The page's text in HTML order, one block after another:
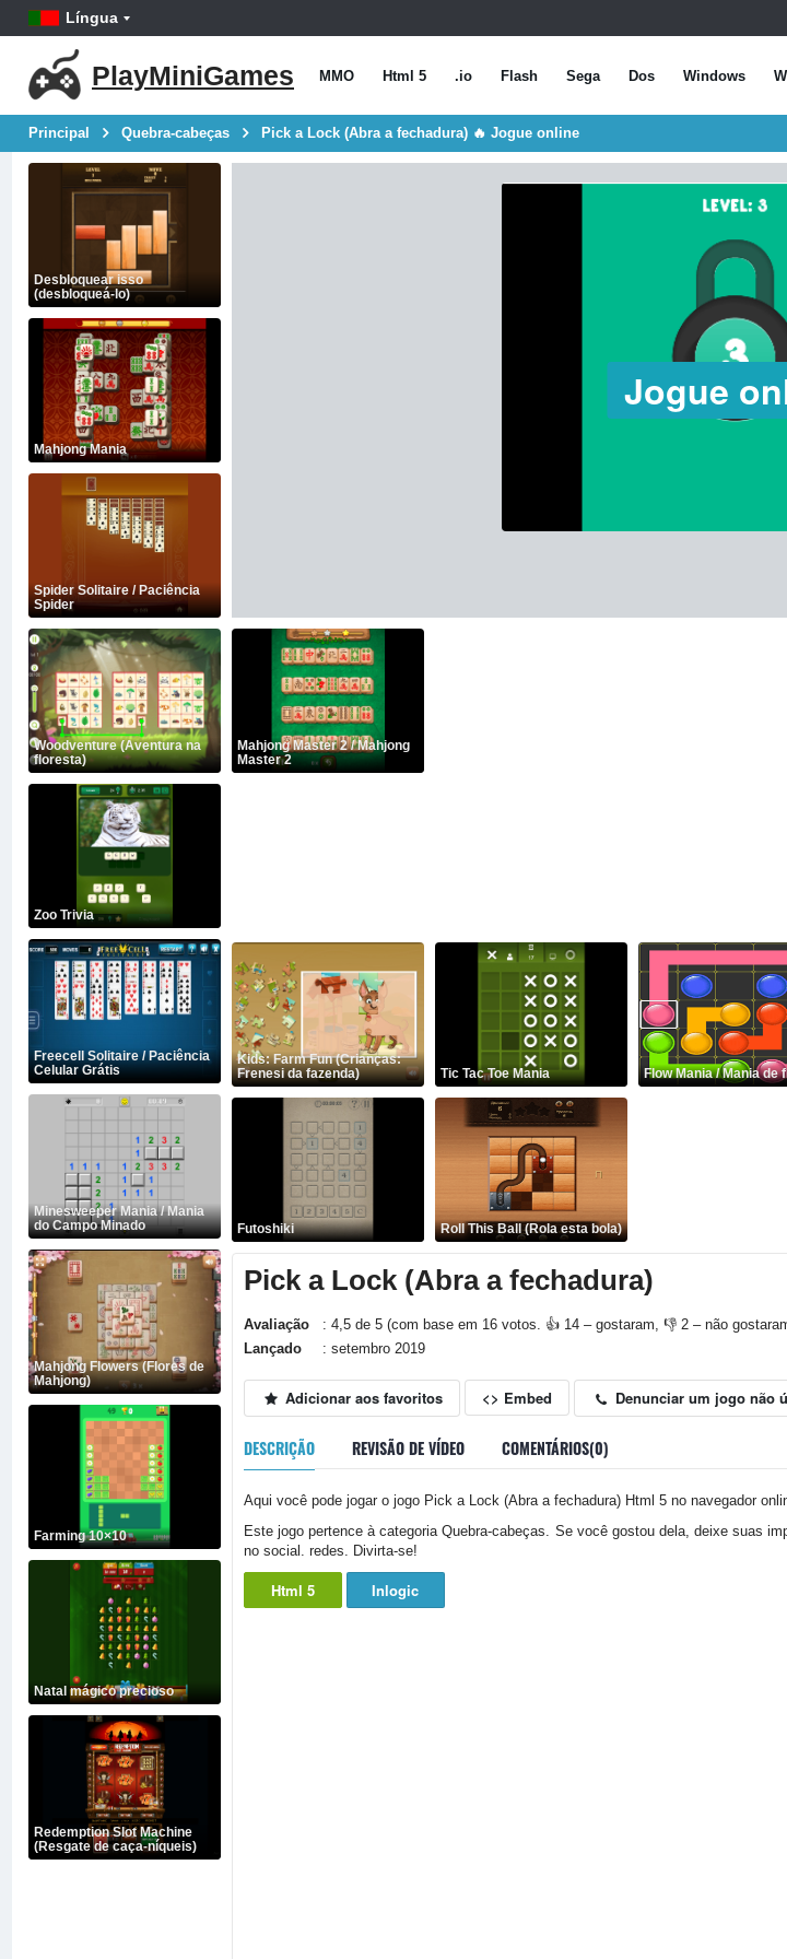
Língua
PlayMiniGames MMO Html 5 .io Flash Sega Dos Windows
Principal Quebra-cabeças Pick a Lock (Abra a fechadura) 🔥 Jogue online
Desbloquear isso
(desbloqueá-lo)
Mahjong Mania
Spider Solitaire / Paciência
Spider
Woodventure (Aventura na
floresta)
Zoo Trivia
Freecell Solitaire / Paciência
Celular Grátis
Minesweeper Mania / Mania
do Campo Minado
Mahjong Flowers (Flores de
Mahjong)
Farming 10×10
Natal mágico precioso
Redemption Slot Machine
(Resgate de caça-níqueis)
Jogue
Mahjong Master 2 / Mahjong
Master 2
Kids: Farm Fun (Crianças:
Frenesi da fazenda)
Tic Tac Toe Mania Flow Mania / Mania de
Futoshiki Roll This Ball (Rola esta bola)
Pick a Lock (Abra a fechadura)
Avaliação
: 4,5 de 5 (com base em 16 votos. 👍 14 – gostaram, 👎 2 – não
Lançado
: setembro 2019
Adicionar aos favoritos <> Embed Denunciar um jogo não
DESCRIÇÃO REVISÃO DE VÍDEO COMENTÁRIOS(0)
Aqui você pode jogar o jogo Pick a Lock (Abra a fechadura) Html 5 no navegador
Este jogo pertence à categoria Quebra-cabeças. Se você gostou dela, deixe suas
no social. redes. Divirta-se!
Html 5 Inlogic